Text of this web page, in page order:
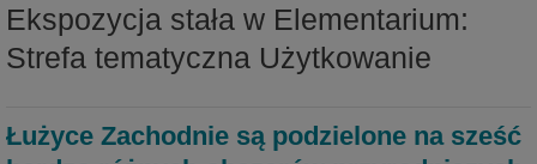
Godziny otwarcia + bilety wstępu na wystawy
Ekspozycja stała
Strefa tematyczna Kształty
Placówka badawcza i magazyn
Dział Archeologii
Ekspozycja stała w Elementarium:
Strefa tematyczna Użytkowanie
Łużyce Zachodnie są podzielone na sześć